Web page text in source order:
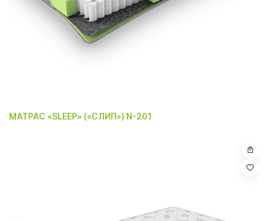
МАТРАС «SLEEP» («СЛИП») N-201